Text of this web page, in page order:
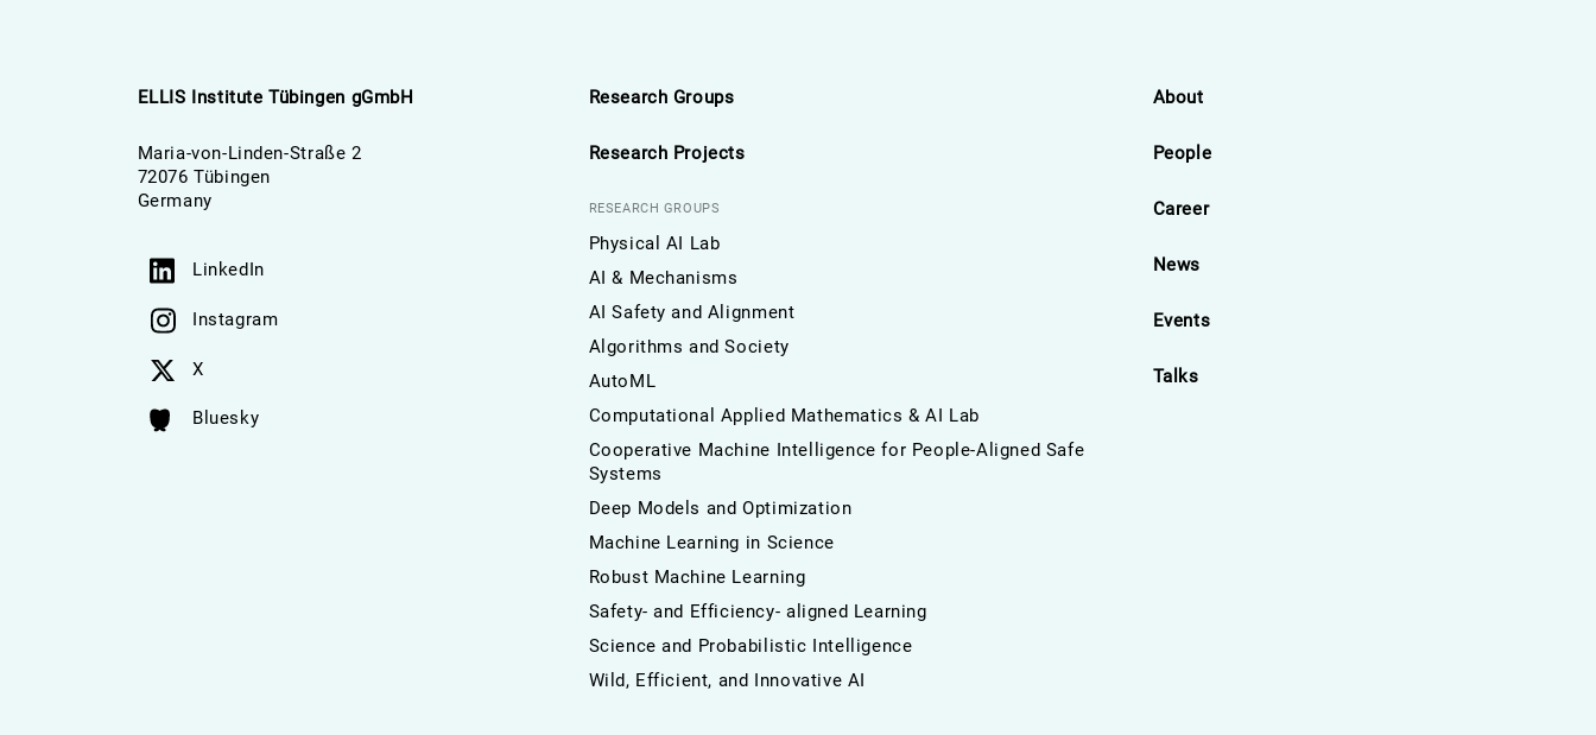
ELLIS Institute Tübingen gGmbH
Maria-von-Linden-Straße 2
72076 Tübingen
Germany
LinkedIn
Instagram
X
Bluesky
Research Groups
Research Projects
RESEARCH GROUPS
Physical AI Lab
AI & Mechanisms
AI Safety and Alignment
Algorithms and Society
AutoML
Computational Applied Mathematics & AI Lab
Cooperative Machine Intelligence for People-Aligned Safe
Systems
Deep Models and Optimization
Machine Learning in Science
Robust Machine Learning
Safety- and Efficiency- aligned Learning
Science and Probabilistic Intelligence
Wild, Efficient, and Innovative AI
About
People
Career
News
Events
Talks